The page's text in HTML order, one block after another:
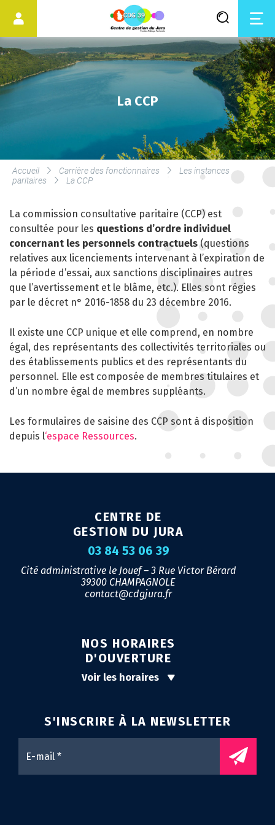
LES SERVICES DU CDG
PRÉVENTIVE
LE DROIT SYNDICAL ET LES
ÉLECTIONS
PROFESSIONNELLES
CARRIÈRE DES
FONCTIONNAIRES
GÉRER LES AGENTS
CONTRACTUELS
EMPLOI TERRITORIAL
SANTÉ ET PRÉVENTION DES
MISSION ARCHIVAGE
La CCP
Accueil Carrière des fonctionnaires
Les instances
paritaires
La CCP
La commission consultative paritaire (CCP) est
consultée pour les questions d’ordre individuel
concernant les personnels contractuels (questions
relatives aux licenciements intervenant à l’expiration de
la période d’essai, aux sanctions disciplinaires autres
que l’avertissement et le blâme, etc.). Elles sont régies
par le décret n° 2016-1858 du 23 décembre 2016.
Il existe une CCP unique et elle comprend, en nombre
égal, des représentants des collectivités territoriales ou
des établissements publics et des représentants du
personnel. Elle est composée de membres titulaires et
d’un nombre égal de membres suppléants.
Les formulaires de saisine des CCP sont à disposition
depuis l‘espace Ressources.
CENTRE DE
GESTION DU JURA
03 84 53 06 39
Cité administrative le Jouef – 3 Rue Victor Bérard
39300 CHAMPAGNOLE
contact@cdgjura.fr
NOS HORAIRES
D'OUVERTURE
Voir les horaires
S'INSCRIRE À LA NEWSLETTER